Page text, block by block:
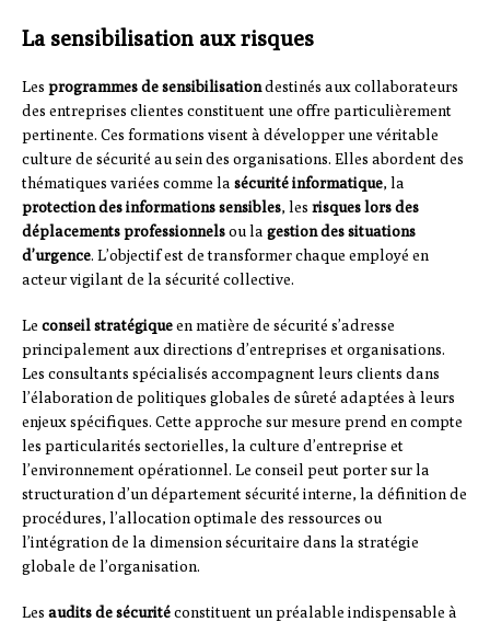
La sensibilisation aux risques
Les programmes de sensibilisationdestinés aux collaborateurs
des entreprises clientes constituent une offre particulièrement
pertinente. Ces formations visent à développer une véritable
culture de sécurité au sein des organisations. Elles abordent des
thématiques variées comme la sécurité informatique, la
protection des informations sensibles, les risques lors des
déplacements professionnelsou la gestion des situations
d’urgence. L’objectif est de transformer chaque employé en
acteur vigilant de la sécurité collective.
Le conseil stratégiqueen matière de sécurité s’adresse
principalement aux directions d’entreprises et organisations.
Les consultants spécialisés accompagnent leurs clients dans
l’élaboration de politiques globales de sûreté adaptées à leurs
enjeux spécifiques. Cette approche sur mesure prend en compte
les particularités sectorielles, la culture d’entreprise et
l’environnement opérationnel. Le conseil peut porter sur la
structuration d’un département sécurité interne, la définition de
procédures, l’allocation optimale des ressources ou
l’intégration de la dimension sécuritaire dans la stratégie
globale de l’organisation.
Les audits de sécuritéconstituent un préalable indispensable à